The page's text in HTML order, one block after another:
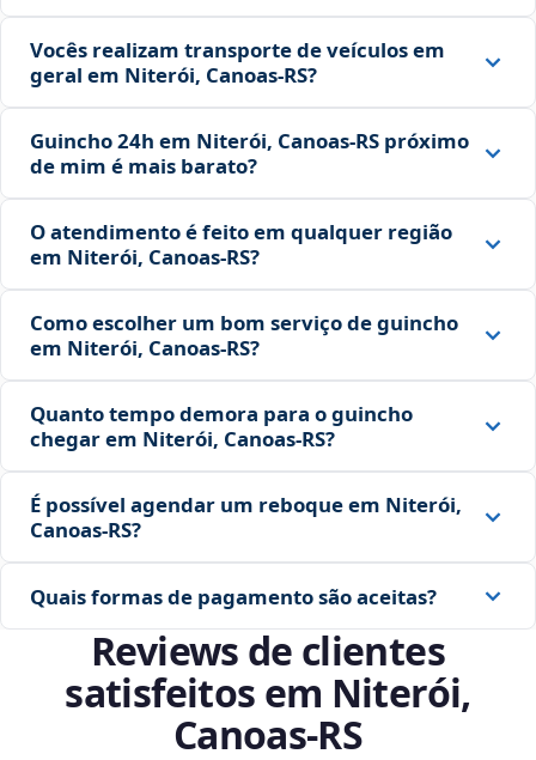
Vocês realizam transporte de veículos em
geral em Niterói, Canoas‑RS?
Guincho 24h em Niterói, Canoas‑RS próximo
de mim é mais barato?
O atendimento é feito em qualquer região
em Niterói, Canoas‑RS?
Como escolher um bom serviço de guincho
em Niterói, Canoas‑RS?
Quanto tempo demora para o guincho
chegar em Niterói, Canoas‑RS?
É possível agendar um reboque em Niterói,
Canoas‑RS?
Quais formas de pagamento são aceitas?
Reviews de clientes
satisfeitos em Niterói,
Canoas‑RS